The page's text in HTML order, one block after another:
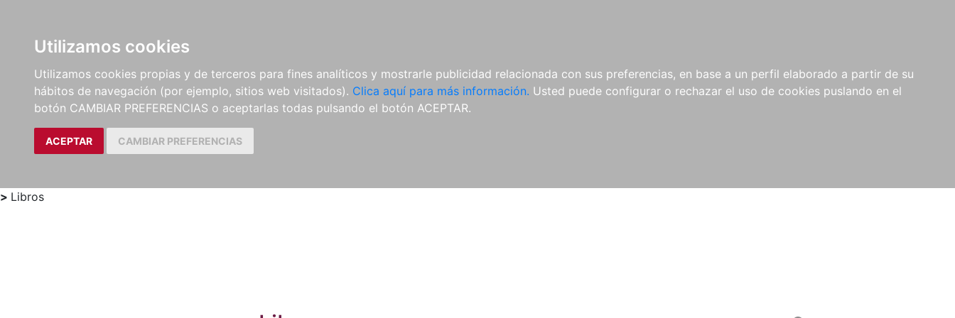
Utilizamos cookies
Utilizamos cookies propias y de terceros para fines analíticos y mostrarle publicidad relacionada con sus preferencias, en base a un perfil elaborado a partir de su
hábitos de navegación (por ejemplo, sitios web visitados). Clica aquí para más información. Usted puede configurar o rechazar el uso de cookies puslando en el
botón CAMBIAR PREFERENCIAS o aceptarlas todas pulsando el botón ACEPTAR.
ACEPTAR CAMBIAR PREFERENCIAS
LIBROS
MÉTODOS Y
EJERCICIOS
PARTITURAS Y EDICIONES
CRÍTICAS
REVISTAS
CDS Y
DVDS
MATERIAL
COMPLEMENTARIO
NOVEDADES NOTICIAS
COMPRAS
INSTITUCIONALES
> Libros